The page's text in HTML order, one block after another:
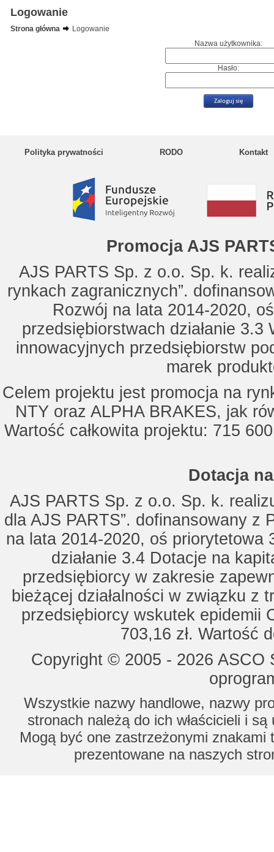
Logowanie
Strona główna
Logowanie
Nazwa użytkownika:
Hasło:
Polityka prywatności RODO Kontakt
Promocja AJS
AJS PARTS Sp. z o.o. Sp. k.
rynkach zagranicznych”.
Rozwój na lata 2014-2020,
przedsiębiorstwach działanie
innowacyjnych przedsiębiorstw
marek
Celem projektu jest promocja na
NTY oraz ALPHA BRAKES, jak
Wartość całkowita projektu: 715
Dotacja
AJS PARTS Sp. z o.o. Sp. k.
dla AJS PARTS”. dofinansowany z
na lata 2014-2020, oś priorytetowa
działanie 3.4 Dotacje na
przedsiębiorcy w zakresie
bieżącej działalności w związku z
przedsiębiorcy wskutek epidemii
703,16 zł. Wartość
Copyright © 2005 - 2026
Wszystkie nazwy handlowe, nazwy
stronach należą do ich właścicieli i
Mogą być one zastrzeżonymi znakami
prezentowane na naszych